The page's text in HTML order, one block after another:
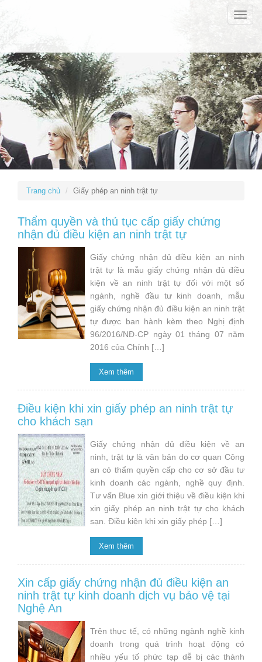
Toggle
Trang chủ Giấy phép an ninh trật tự
Thẩm quyền và thủ tục cấp giấy chứng
nhận đủ điều kiện an ninh trật tự
Giấy chứng nhận đủ điều kiện an ninh
trật tự là mẫu giấy chứng nhận đủ điều
kiện về an ninh trật tự đối với một số
ngành, nghề đầu tư kinh doanh, mẫu
giấy chứng nhận đủ điều kiện an ninh trật
tự được ban hành kèm theo Nghị định
96/2016/NĐ-CP ngày 01 tháng 07 năm
2016 của Chính […]
Xem thêm
Điều kiện khi xin giấy phép an ninh trật tự
cho khách sạn
Giấy chứng nhận đủ điều kiện về an
ninh, trật tự là văn bản do cơ quan Công
an có thẩm quyền cấp cho cơ sở đầu tư
kinh doanh các ngành, nghề quy định.
Tư vấn Blue xin giới thiệu về điều kiện khi
xin giấy phép an ninh trật tự cho khách
sạn. Điều kiện khi xin giấy phép […]
Xem thêm
Xin cấp giấy chứng nhận đủ điều kiện an
ninh trật tự kinh doanh dịch vụ bảo vệ tại
Nghệ An
Trên thực tế, có những ngành nghề kinh
doanh trong quá trình hoạt động có
nhiều yếu tố phức tạp dễ bị các thành